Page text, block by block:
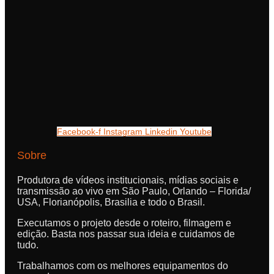
Facebook-f Instagram Linkedin Youtube
Sobre
Produtora de vídeos institucionais, mídias sociais e
transmissão ao vivo em São Paulo, Orlando – Florida/
USA, Florianópolis, Brasilia e todo o Brasil.
Executamos o projeto desde o roteiro, filmagem e
edição. Basta nos passar sua ideia e cuidamos de
tudo.
Trabalhamos com os melhores equipamentos do